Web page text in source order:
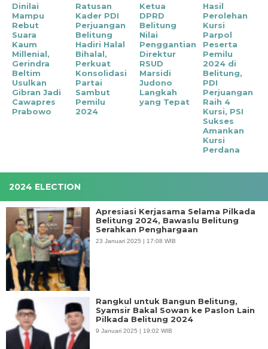
Dinilai
Mampu
Rebut
Suara
Kaum
Millenial,
Gerindra
Beltim
Usulkan
Gibran Jadi
Cawapres
Prabowo
Ratusan
Kader PDI
Perjuangan
Belitung
Hadiri Halal
Bihalal,
Perkuat
Konsolidasi
Partai
Sambut
Pemilu
2024
Ketua
DPRD
Belitung
Nilai
Penggantian
Direktur
RSUD
Marsidi
Judono
Langkah
yang Tepat
Hasil
Perolehan
Kursi
Parpol
Peserta
Pemilu
2024 di
Belitung,
PDI
Perjuangan
Raih 4
Kursi, PSI
Sukses
Amankan
Kursi
Perdana
2024 ELECTION
Apresiasi Kerjasama Selama Pilkada
Belitung 2024, Bawaslu Belitung
Serahkan Penghargaan
23 Januari 2025 | 17:08 WIB
Rangkul untuk Bangun Belitung,
Syamsir Bakal Sowan ke Paslon Lain
Pilkada Belitung 2024
9 Januari 2025 | 19:02 WIB